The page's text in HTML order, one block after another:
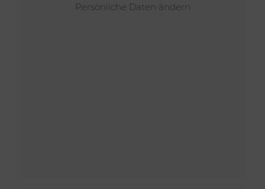
Persönliche Daten ändern